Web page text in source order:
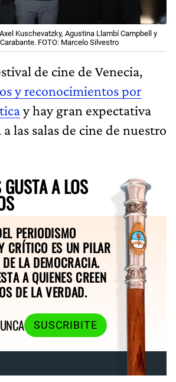
Kuschevatzky, Agustina Llambí Campbell y
FOTO: Marcelo Silvestro
de cine de Venecia,
y reconocimientos por
y hay gran expectativa
las salas de cine de nuestro
GUSTA A LOS
PERIODISMO
CRÍTICO ES UN PILAR
LA DEMOCRACIA.
A QUIENES CREEN
DE LA VERDAD.
SUSCRIBITE